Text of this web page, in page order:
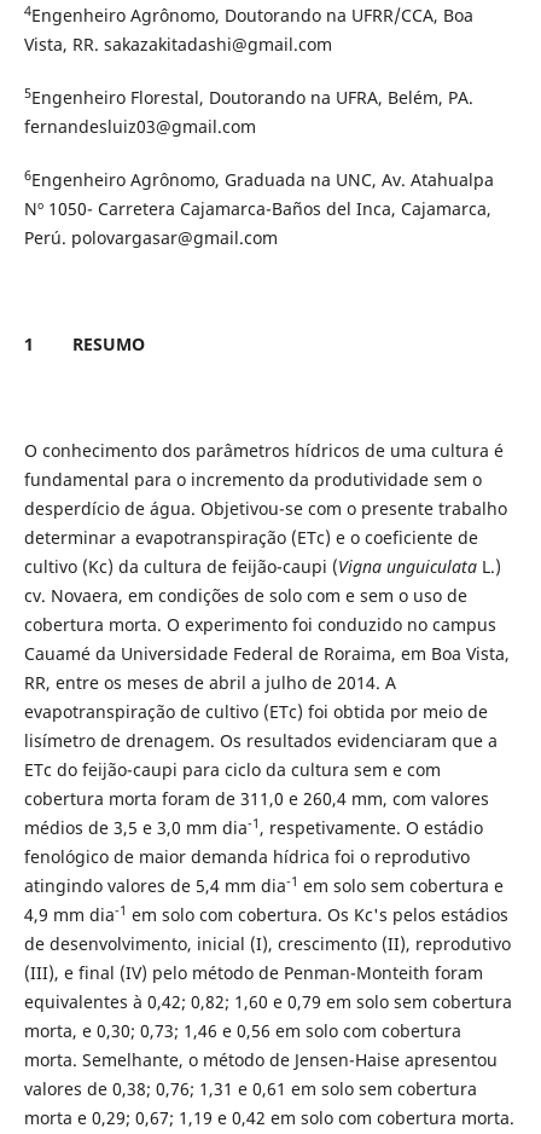
4Engenheiro Agrônomo, Doutorando na UFRR/CCA, Boa
Vista, RR. sakazakitadashi@gmail.com
5Engenheiro Florestal, Doutorando na UFRA, Belém, PA.
fernandesluiz03@gmail.com
6Engenheiro Agrônomo, Graduada na UNC, Av. Atahualpa
Nº 1050- Carretera Cajamarca-Baños del Inca, Cajamarca,
Perú. polovargasar@gmail.com
1 RESUMO
O conhecimento dos parâmetros hídricos de uma cultura é
fundamental para o incremento da produtividade sem o
desperdício de água. Objetivou-se com o presente trabalho
determinar a evapotranspiração (ETc) e o coeficiente de
cultivo (Kc) da cultura de feijão-caupi (Vigna unguiculata L.)
cv. Novaera, em condições de solo com e sem o uso de
cobertura morta. O experimento foi conduzido no campus
Cauamé da Universidade Federal de Roraima, em Boa Vista,
RR, entre os meses de abril a julho de 2014. A
evapotranspiração de cultivo (ETc) foi obtida por meio de
lisímetro de drenagem. Os resultados evidenciaram que a
ETc do feijão-caupi para ciclo da cultura sem e com
cobertura morta foram de 311,0 e 260,4 mm, com valores
médios de 3,5 e 3,0 mm dia-1 , respetivamente. O estádio
fenológico de maior demanda hídrica foi o reprodutivo
atingindo valores de 5,4 mm dia-1 em solo sem cobertura e
4,9 mm dia-1 em solo com cobertura. Os Kc's pelos estádios
de desenvolvimento, inicial (I), crescimento (II), reprodutivo
(III), e final (IV) pelo método de Penman-Monteith foram
equivalentes à 0,42; 0,82; 1,60 e 0,79 em solo sem cobertura
morta, e 0,30; 0,73; 1,46 e 0,56 em solo com cobertura
morta. Semelhante, o método de Jensen-Haise apresentou
valores de 0,38; 0,76; 1,31 e 0,61 em solo sem cobertura
morta e 0,29; 0,67; 1,19 e 0,42 em solo com cobertura morta.